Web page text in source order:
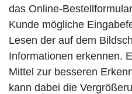
das Online-
Kunde mögliche
Lesen der auf dem
Informationen erkennen.
Mittel zur besseren
kann dabei die